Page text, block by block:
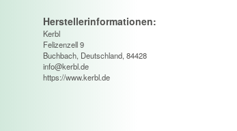
Herstellerinformationen:
Kerbl
Felizenzell 9
Buchbach, Deutschland, 84428
info@kerbl.de
https://www.kerbl.de